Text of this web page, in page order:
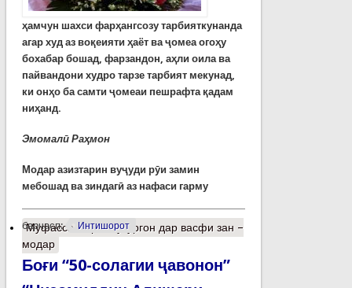
ҳамчун шахси фарҳангсозу тарбияткунанда
агар худ аз воқеияти ҳаёт ва ҷомеа огоҳу
бохабар бошад, фарзандон, аҳли оила ва
пайвандони худро тарзе тарбият мекунад,
ки онҳо ба самти ҷомеаи пешрафта қадам
ниҳанд.
Эмомалӣ Раҳмон
Модар азизтарин вуҷуди рӯи замин
мебошад ва зиндагӣ аз нафаси гарму
барчасп: Интишорот
Муфассалтаро Бузургон дар васфи зан –
модар
Боғи “50-солагии ҷавонон”